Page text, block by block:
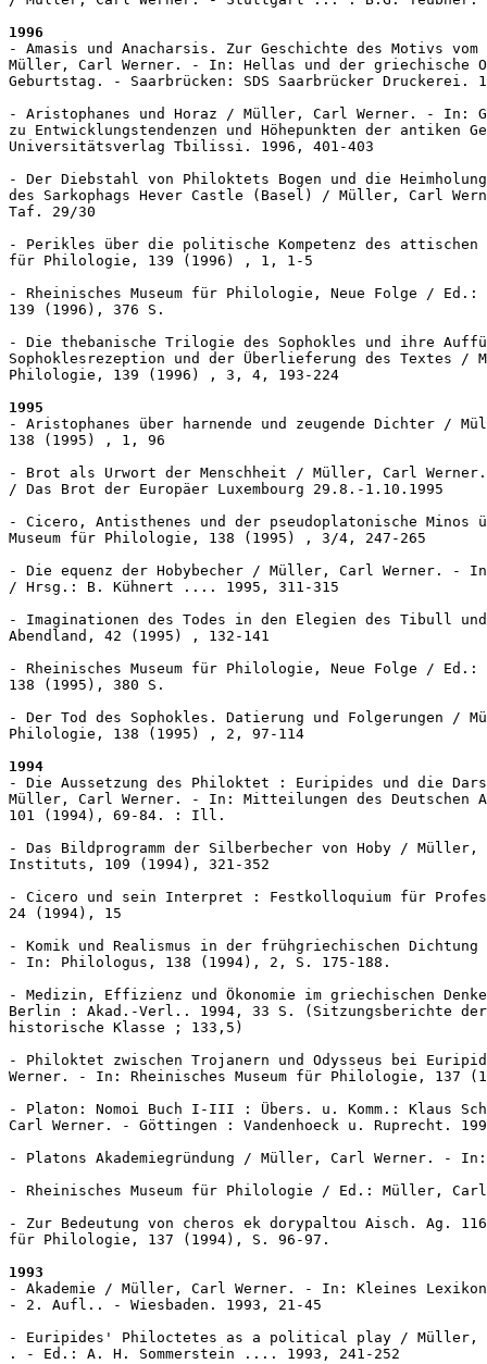
1996
- Amasis und Anacharsis. Zur Geschichte des Motivs
Müller, Carl Werner. - In: Hellas und der griechische
Geburtstag. - Saarbrücken: SDS Saarbrücker Druckerei.
- Aristophanes und Horaz / Müller, Carl Werner. - In:
zu Entwicklungstendenzen und Höhepunkten der
Universitätsverlag Tbilissi. 1996, 401-403
- Der Diebstahl von Philoktets Bogen und die
des Sarkophags Hever Castle (Basel) / Müller, Carl
Taf. 29/30
- Perikles über die politische Kompetenz des
für Philologie, 139 (1996) , 1, 1-5
- Rheinisches Museum für Philologie, Neue Folge /
139 (1996), 376 S.
- Die thebanische Trilogie des Sophokles und ihre
Sophoklesrezeption und der Überlieferung des Textes
Philologie, 139 (1996) , 3, 4, 193-224
1995
- Aristophanes über harnende und zeugende Dichter /
138 (1995) , 1, 96
- Brot als Urwort der Menschheit / Müller, Carl
/ Das Brot der Europäer Luxembourg 29.8.-1.10.1995
- Cicero, Antisthenes und der pseudoplatonische
Museum für Philologie, 138 (1995) , 3/4, 247-265
- Die equenz der Hobybecher / Müller, Carl Werner.
/ Hrsg.: B. Kühnert .... 1995, 311-315
- Imaginationen des Todes in den Elegien des Tibull
Abendland, 42 (1995) , 132-141
- Rheinisches Museum für Philologie, Neue Folge /
138 (1995), 380 S.
- Der Tod des Sophokles. Datierung und Folgerungen
Philologie, 138 (1995) , 2, 97-114
1994
- Die Aussetzung des Philoktet : Euripides und die
Müller, Carl Werner. - In: Mitteilungen des Deutschen
101 (1994), 69-84. : Ill.
- Das Bildprogramm der Silberbecher von Hoby /
Instituts, 109 (1994), 321-352
- Cicero und sein Interpret : Festkolloquium für
24 (1994), 15
- Komik und Realismus in der frühgriechischen
- In: Philologus, 138 (1994), 2, S. 175-188.
- Medizin, Effizienz und Ökonomie im griechischen
Berlin : Akad.-Verl.. 1994, 33 S. (Sitzungsberichte der
historische Klasse ; 133,5)
- Philoktet zwischen Trojanern und Odysseus bei
Werner. - In: Rheinisches Museum für Philologie, 137
- Platon: Nomoi Buch I-III : Übers. u. Komm.: Klaus
Carl Werner. - Göttingen : Vandenhoeck u. Ruprecht.
- Platons Akademiegründung / Müller, Carl Werner. -
- Rheinisches Museum für Philologie / Ed.: Müller, Carl
- Zur Bedeutung von cheros ek dorypaltou Aisch. Ag.
für Philologie, 137 (1994), S. 96-97.
1993
- Akademie / Müller, Carl Werner. - In: Kleines
- 2. Aufl.. - Wiesbaden. 1993, 21-45
- Euripides' Philoctetes as a political play / Müller,
. - Ed.: A. H. Sommerstein .... 1993, 241-252